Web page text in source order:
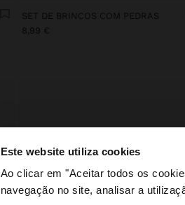
Este website utiliza cookies
Ao clicar em "Aceitar todos os
navegação no site, analisar a
olá
Está a aceder ao site a
SET DE BRINCOS COM PEDRAS
8,99 €